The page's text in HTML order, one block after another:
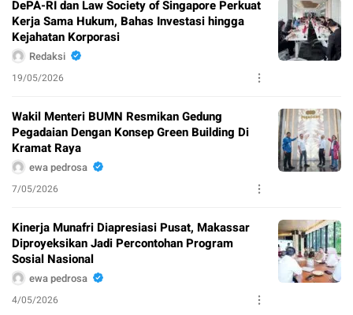
DePA-RI dan Law Society of Singapore Perkuat
Kerja Sama Hukum, Bahas Investasi hingga
Kejahatan Korporasi
Redaksi
19/05/2026
Wakil Menteri BUMN Resmikan Gedung
Pegadaian Dengan Konsep Green Building Di
Kramat Raya
ewa pedrosa
7/05/2026
Kinerja Munafri Diapresiasi Pusat, Makassar
Diproyeksikan Jadi Percontohan Program
Sosial Nasional
ewa pedrosa
4/05/2026